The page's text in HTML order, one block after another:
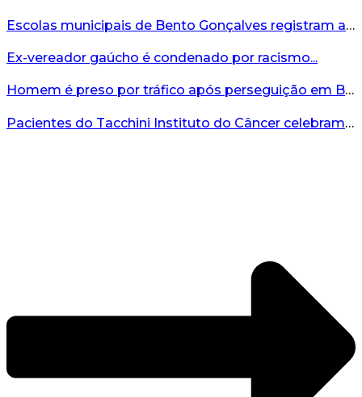
Escolas municipais de Bento Gonçalves registram avanço no IDEB 2025...
Ex-vereador gaúcho é condenado por racismo...
Homem é preso por tráfico após perseguição em Bento Gonçalves...
Pacientes do Tacchini Instituto do Câncer celebram Dia dos Pais com cuidado e relaxamento...